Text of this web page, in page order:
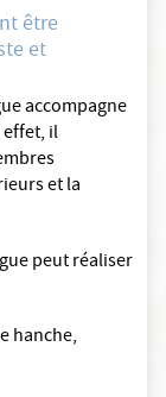
être
et
accompagne
il
et la
peut réaliser
hanche,